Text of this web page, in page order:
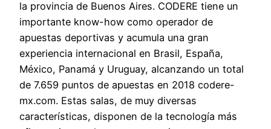
la provincia de Buenos Aires. CODERE tiene un
importante know-how como operador de
apuestas deportivas y acumula una gran
experiencia internacional en Brasil, España,
México, Panamá y Uruguay, alcanzando un total
de 7.659 puntos de apuestas en 2018 codere-
mx.com. Estas salas, de muy diversas
características, disponen de la tecnología más